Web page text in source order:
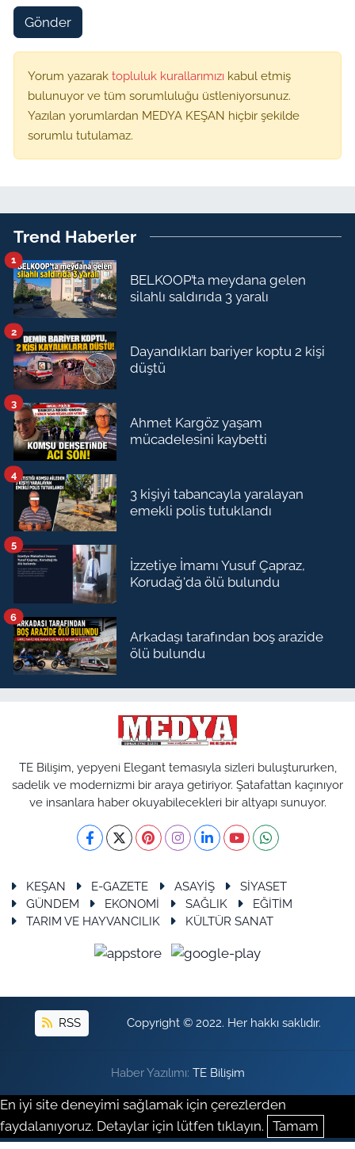
Gönder
Yorum yazarak topluluk kurallarımızı kabul etmiş
bulunuyor ve tüm sorumluluğu üstleniyorsunuz.
Yazılan yorumlardan MEDYA KEŞAN hiçbir şekilde
sorumlu tutulamaz.
Trend Haberler
BELKOOP’ta meydana gelen
silahlı saldırıda 3 yaralı
1
Dayandıkları bariyer koptu 2 kişi
düştü
2
Ahmet Kargöz yaşam
mücadelesini kaybetti
3
3 kişiyi tabancayla yaralayan
emekli polis tutuklandı
4
İzzetiye İmamı Yusuf Çapraz,
Korudağ'da ölü bulundu
5
Arkadaşı tarafından boş arazide
ölü bulundu
6
TE Bilişim, yepyeni Elegant temasıyla sizleri buluştururken,
sadelik ve modernizmi bir araya getiriyor. Şatafattan kaçınıyor
ve insanlara haber okuyabilecekleri bir altyapı sunuyor.
KEŞAN E-GAZETE ASAYİŞ
SİYASET
GÜNDEM
EKONOMİ SAĞLIK
EĞİTİM
TARIM VE HAYVANCILIK
KÜLTÜR SANAT
RSS Copyright © 2022. Her hakkı saklıdır.
Haber Yazılımı: TE Bilişim
En iyi site deneyimi sağlamak için çerezlerden
faydalanıyoruz. Detaylar için lütfen tıklayın. Tamam